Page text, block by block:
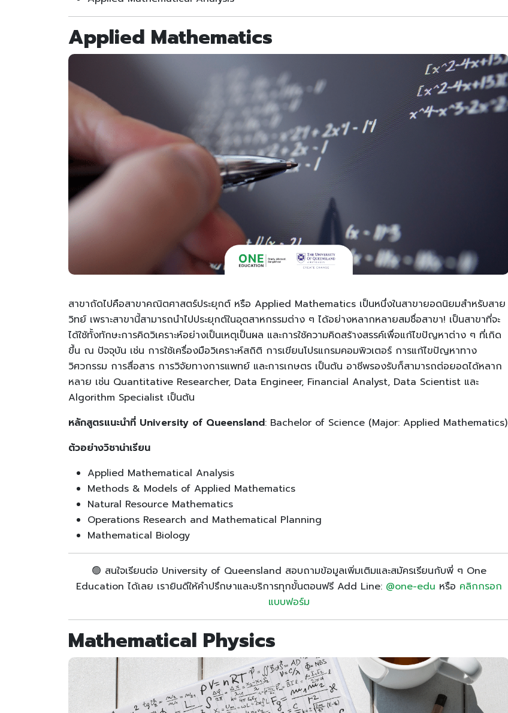
Applied Mathematics
สาขาถัดไปคือสาขาคณิตศาสตร์ประยุกต์ หรือ Applied Mathematics เป็นหนึ่งในสาขายอดนิยมสำหรับสาย
วิทย์ เพราะสาขานี้สามารถนำไปประยุกต์ในอุตสาหกรรมต่าง ๆ ได้อย่างหลากหลายสมชื่อสาขา! เป็นสาขาที่จะ
ได้ใช้ทั้งทักษะการคิดวิเคราะห์อย่างเป็นเหตุเป็นผล และการใช้ความคิดสร้างสรรค์เพื่อแก้ไขปัญหาต่าง ๆ ที่เกิด
ขึ้น ณ ปัจจุบัน เช่น การใช้เครื่องมือวิเคราะห์สถิติ การเขียนโปรแกรมคอมพิวเตอร์ การแก้ไขปัญหาทาง
วิศวกรรม การสื่อสาร การวิจัยทางการแพทย์ และการเกษตร เป็นต้น อาชีพรองรับก็สามารถต่อยอดได้หลาก
หลาย เช่น Quantitative Researcher, Data Engineer, Financial Analyst, Data Scientist และ
Algorithm Specialist เป็นต้น
หลักสูตรแนะนำที่ University of Queensland: Bachelor of Science (Major: Applied Mathematics)
ต้วอย่างวิชาน่าเรียน
Applied Mathematical Analysis
Methods & Models of Applied Mathematics
Natural Resource Mathematics
Operations Research and Mathematical Planning
Mathematical Biology
🟢 สนใจเรียนต่อ University of Queensland สอบถามข้อมูลเพิ่มเติมและสมัครเรียนกับพี่ ๆ One
Education ได้เลย เรายินดีให้คำปรึกษาและบริการทุกขั้นตอนฟรี Add Line: @one-edu หรือ คลิกกรอก
แบบฟอร์ม
Mathematical Physics